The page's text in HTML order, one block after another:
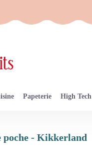
Papeterie High Tech
poche - Kikkerland